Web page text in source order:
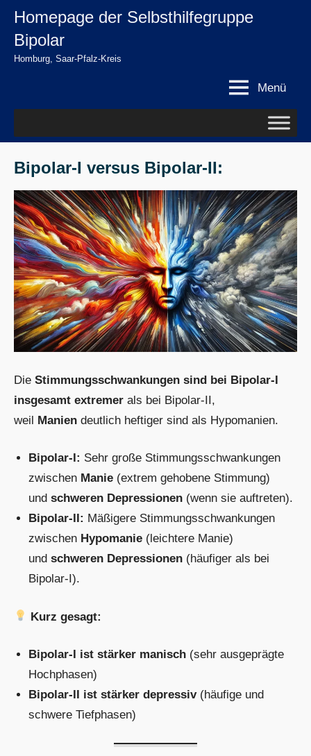
springen
Zum
springen
Homepage der Selbsthilfegruppe
Bipolar
Homburg, Saar-Pfalz-Kreis
Menü
Bipolar-I versus Bipolar-II:
Die Stimmungsschwankungen sind bei Bipolar-I
insgesamt extremer als bei Bipolar-II,
weil Manien deutlich heftiger sind als Hypomanien.
Bipolar-I: Sehr große Stimmungsschwankungen
zwischen Manie (extrem gehobene Stimmung)
undschweren Depressionen (wenn sie auftreten).
Bipolar-II: Mäßigere Stimmungsschwankungen
zwischen Hypomanie (leichtere Manie)
undschweren Depressionen (häufiger als bei
Bipolar-I).
Kurz gesagt:
Bipolar-I ist stärker manisch (sehr ausgeprägte
Hochphasen)
Bipolar-II ist stärker depressiv(häufige und
schwere Tiefphasen)